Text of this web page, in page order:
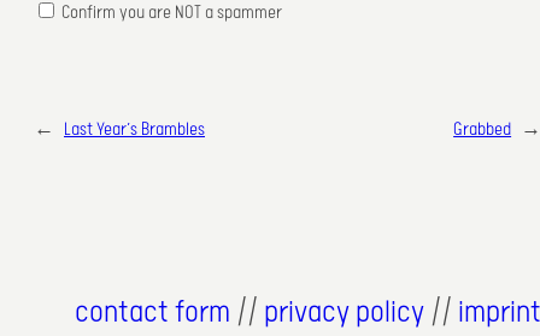
Confirm you are NOT a spammer
← Last Year’s Brambles Grabbed
contact form // privacy policy //